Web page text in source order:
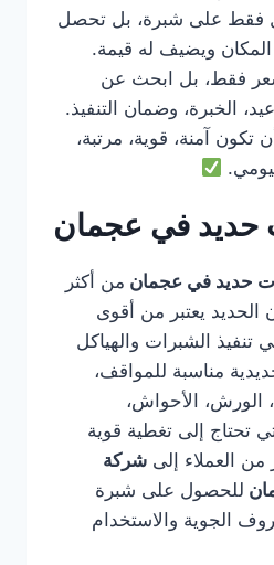
فقط على شبرة، بل تحصل
ويضيف له قيمة.
فقط، بل ابحث عن
الخبرة، وضمان التنفيذ.
تكون آمنة، قوية، مرتبة،
حديد في عجمان
حديد في عجمان من أكثر
الحديد يعتبر من أقوى
تنفيذ الشبرات والهياكل
مناسبة للمواقف،
الورش، الأحواش،
تحتاج إلى تغطية قوية
من العملاء إلى شركة
للحصول على شبرة
الجوية والاستخدام